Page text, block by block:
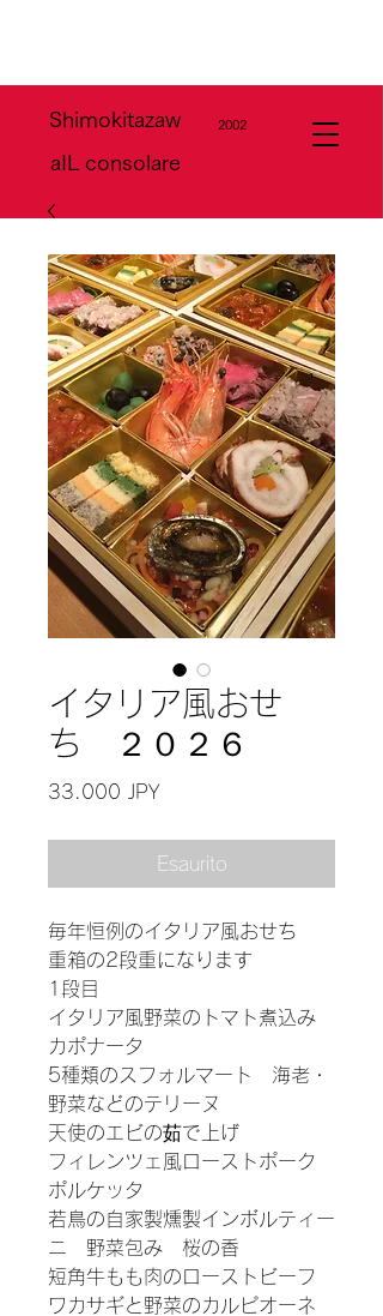
Shimokitazaw
a​IL consolare
2002
イタリア風おせ
ち ２０２６
33.000 JPYPrezzo
Esaurito
毎年恒例のイタリア風おせち
重箱の2段重になります
1段目
イタリア風野菜のトマト煮込み
カポナータ
5種類のスフォルマート 海老・
野菜などのテリーヌ
天使のエビの茹で上げ
フィレンツェ風ローストポーク
ポルケッタ
若鳥の自家製燻製インボルティー
ニ 野菜包み 桜の香
短角牛もも肉のローストビーフ
ワカサギと野菜のカルピオーネ